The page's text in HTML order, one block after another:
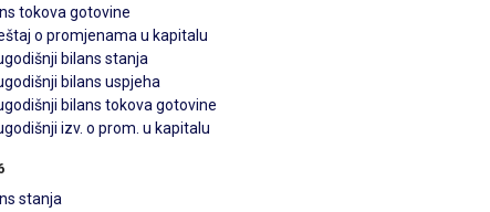
tokova gotovine
o promjenama u kapitalu
bilans stanja
bilans uspjeha
bilans tokova gotovine
izv. o prom. u kapitalu
stanja